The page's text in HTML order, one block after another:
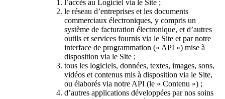
l’accès au Logiciel via le Site ;
le réseau d’entreprises et les documents
commerciaux électroniques, y compris un
système de facturation électronique, et d’autres
outils et services fournis via le Site et par notre
interface de programmation (« API ») mise à
disposition via le Site ;
tous les logiciels, données, textes, images, sons,
vidéos et contenus mis à disposition via le Site,
ou élaborés via notre API (le « Contenu ») ;
d’autres applications développées par nos soins